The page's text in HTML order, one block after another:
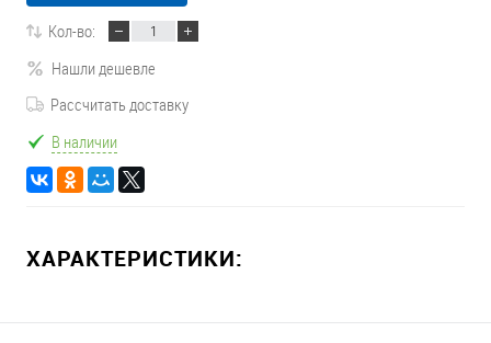
Кол-во:
Нашли дешевле
Рассчитать доставку
В наличии
ХАРАКТЕРИСТИКИ: